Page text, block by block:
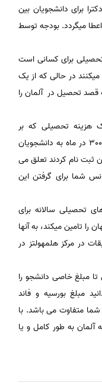
برای دانشجویان بین
میگردد. بودجه توسط
برای کسانی است
در حالی که از یک
قصد تحصیل در آلمان را
هزینه تحصیلی که بر
اساس لیاقت به دانشجویان در حدود € 300 در ماه به دانشجویان
ثبت نام کردند تعلق می
شما برای گرفتن این
تحصیلی سالانه برای
را تامین میکند، به آنها
در مرکز هلمهولتز در
مبلغ خاصی دانشجو را
مبلغ بورسیه و فاند
شما متفاوت می باشد. با
آلمان به طور کامل و یا